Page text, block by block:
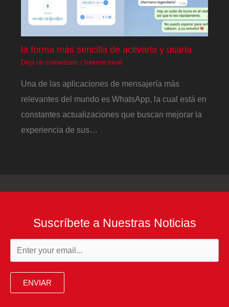
la forma más sencilla de activarla y usarla
Deja un comentario / Internacional
Una de las aplicaciones de mensajería más
relevantes del mundo es WhatsApp, la cual está en
constantes actualizaciones que buscan mejorar la
experiencia de sus…
Suscríbete a Nuestras Noticias
ENVIAR